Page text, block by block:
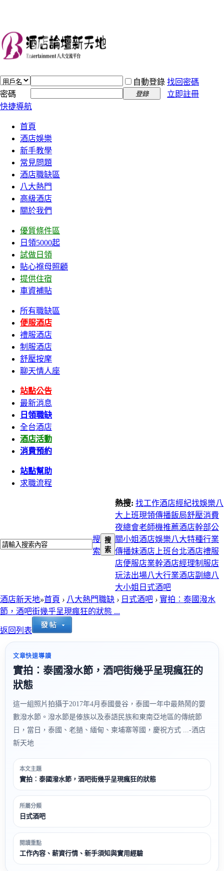
自動登錄 找回密碼
密碼
登錄
立即註冊
快捷導航
首頁
酒店娛樂
新手教學
常見問題
酒店職缺區
八大熱門
高級酒店
關於我們
優質條件區
日領5000起
試做日領
貼心褓母照顧
提供住宿
車資補貼
所有職缺區
便服酒店
禮服酒店
制服酒店
舒壓按摩
聊天情人座
站點公告
最新消息
日領職缺
全台酒店
酒店活動
消費預約
站點幫助
求職流程
搜
索
搜
索
熱搜: 找工作酒店經紀找娛樂八
大上班現領傳播飯局舒壓消費
夜總會老師機推薦酒店幹部公
關小姐酒店娛樂八大特種行業
傳播妹酒店上班台北酒店禮服
店便服店業幹酒店經理制服店
玩法出場八大行業酒店副總八
大小姐 日式酒吧
酒店新天地»首頁 › 八大熱門職缺 › 日式酒吧 › 實拍︰泰國潑水
節，酒吧街幾乎呈現瘋狂的狀態 ...
返回列表
文章快速導讀
實拍︰泰國潑水節，酒吧街幾乎呈現瘋狂的
狀態
這一組照片拍攝于2017年4月泰國曼谷，泰國一年中最熱鬧的要
數潑水節。潑水節是傣族以及泰語民族和東南亞地區的傳統節
日，當日，泰國、老撾、緬甸、柬埔寨等國，慶祝方式 ...-酒店
新天地
本文主題
實拍︰泰國潑水節，酒吧街幾乎呈現瘋狂的狀態
所屬分類
日式酒吧
閱讀重點
工作內容、薪資行情、新手須知與實用經驗